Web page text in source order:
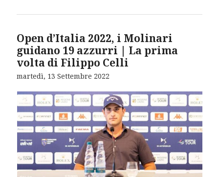
Open d’Italia 2022, i Molinari
guidano 19 azzurri | La prima
volta di Filippo Celli
martedì, 13 Settembre 2022